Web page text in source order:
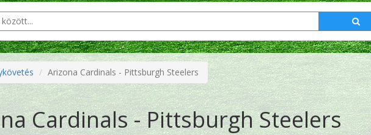
Arizona Cardinals - Pittsburgh Steelers
Cardinals - Pittsburgh Steelers